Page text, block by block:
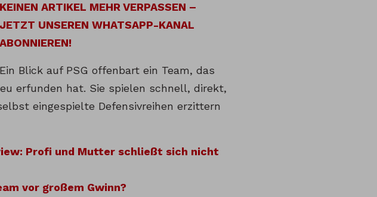
KEINEN ARTIKEL MEHR VERPASSEN –
JETZT UNSEREN WHATSAPP-KANAL
ABONNIEREN!
Ein Blick auf PSG offenbart ein Team, das
erfunden hat. Sie spielen schnell, direkt,
eingespielte Defensivreihen erzittern
Profi und Mutter schließt sich nicht
vor großem Gwinn?